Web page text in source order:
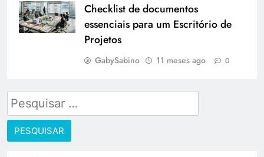
Checklist de documentos
essenciais para um Escritório de
Projetos
GabySabino 11 meses ago 0